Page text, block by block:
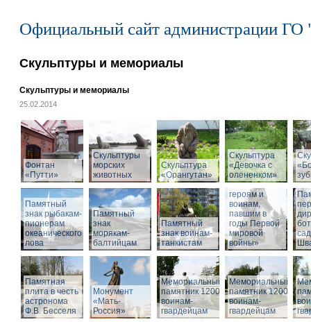
Официальный сайт администрации ГО
Скульптуры и мемориалы
Скульптуры и мемориалы
25.02.2014
Фонтан
«Путти»
Скульптуры
морских
животных
Скульптура
«Орангутан»
Скульптура
«Девочка с
олененком»
Памятный
знак рыбакам-
пионерам
океанического
лова
Памятный
знак
морякам-
балтийцам
Памятный
знак воинам-
танкистам
Памятник
«Российским
героям и
воинам,
павшим в
годы Первой
мировой
войны»
Памятная
плита в честь
астронома
Ф.В. Бесселя
Монумент
«Мать-
Россия»
Мемориальный
памятник 1200
воинам-
гвардейцам
Мемориальный
памятник 1200
воинам-
гвардейцам